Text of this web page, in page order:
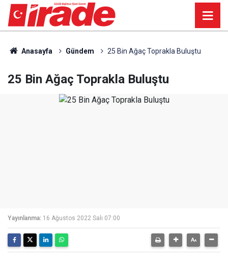
Anasayfa Gündem 25 Bin Ağaç Toprakla Buluştu
25 Bin Ağaç Toprakla Buluştu
Yayınlanma: 16 Ağustos 2022 Salı 07:00